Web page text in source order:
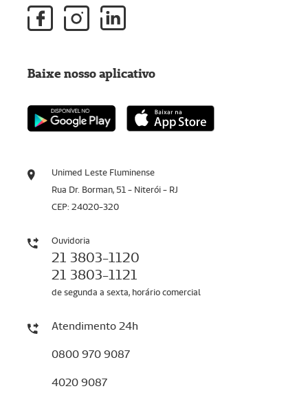
Unimed Leste Fluminense
Rua Dr. Borman, 51 - Niterói - RJ
CEP: 24020-320
Ouvidoria
21 3803-1120
21 3803-1121
de segunda a sexta, horário comercial
Atendimento 24h
0800 970 9087
4020 9087
Baixe nosso aplicativo